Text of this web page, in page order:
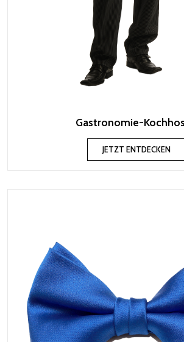
Gastronomie-
JETZT ENTDECKEN